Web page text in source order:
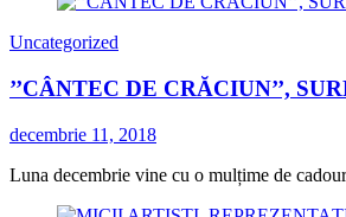
Uncategorized
’’CÂNTEC DE CRĂCIUN’’,
decembrie 11, 2018
Luna decembrie vine cu o mulțime de